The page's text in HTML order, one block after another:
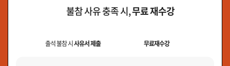
불참 사유 충족 시,무료 재수강
출석 불참 시사유서 제출 무료재수강